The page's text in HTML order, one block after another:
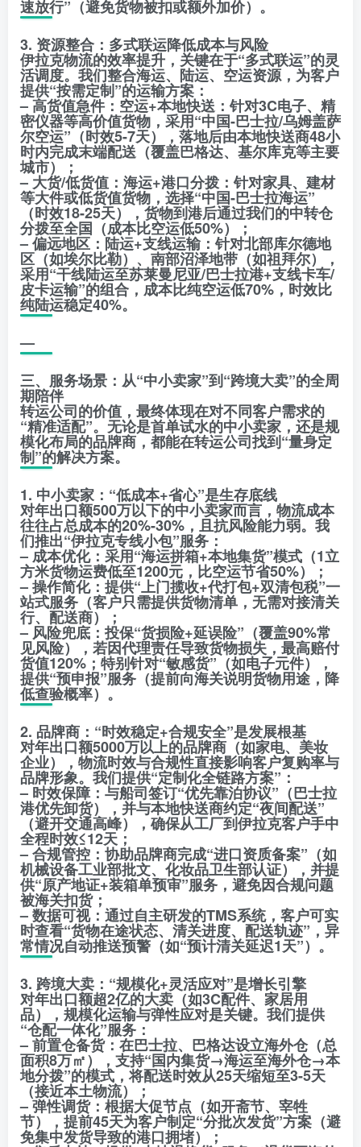
速放行”（避免货物被扣或额外加价）。
3. 资源整合：多式联运降低成本与风险
伊拉克物流的效率提升，关键在于“多式联运”的灵
活调度。我们整合海运、陆运、空运资源，为客户
提供“按需定制”的运输方案：
– 高货值急件：空运+本地快送：针对3C电子、精
密仪器等高价值货物，采用“中国-巴士拉/乌姆盖萨
尔空运”（时效5-7天），落地后由本地快送商48小
时内完成末端配送（覆盖巴格达、基尔库克等主要
城市）；
– 大货/低货值：海运+港口分拨：针对家具、建材
等大件或低货值货物，选择“中国-巴士拉海运”
（时效18-25天），货物到港后通过我们的中转仓
分拨至全国（成本比空运低50%）；
– 偏远地区：陆运+支线运输：针对北部库尔德地
区（如埃尔比勒）、南部沼泽地带（如祖拜尔），
采用“干线陆运至苏莱曼尼亚/巴士拉港+支线卡车/
皮卡运输”的组合，成本比纯空运低70%，时效比
纯陆运稳定40%。
—
三、服务场景：从“中小卖家”到“跨境大卖”的全周
期陪伴
转运公司的价值，最终体现在对不同客户需求的
“精准适配”。无论是首单试水的中小卖家，还是规
模化布局的品牌商，都能在转运公司找到“量身定
制”的解决方案。
1. 中小卖家：“低成本+省心”是生存底线
对年出口额500万以下的中小卖家而言，物流成本
往往占总成本的20%-30%，且抗风险能力弱。我
们推出“伊拉克专线小包”服务：
– 成本优化：采用“海运拼箱+本地集货”模式（1立
方米货物运费低至1200元，比空运节省50%）；
– 操作简化：提供“上门揽收+代打包+双清包税”一
站式服务（客户只需提供货物清单，无需对接清关
行、配送商）；
– 风险兜底：投保“货损险+延误险”（覆盖90%常
见风险），若因代理责任导致货物损失，最高赔付
货值120%；特别针对“敏感货”（如电子元件），
提供“预申报”服务（提前向海关说明货物用途，降
低查验概率）。
2. 品牌商：“时效稳定+合规安全”是发展根基
对年出口额5000万以上的品牌商（如家电、美妆
企业），物流时效与合规性直接影响客户复购率与
品牌形象。我们提供“定制化全链路方案”：
– 时效保障：与船司签订“优先靠泊协议”（巴士拉
港优先卸货），并与本地快送商约定“夜间配送”
（避开交通高峰），确保从工厂到伊拉克客户手中
全程时效≤12天；
– 合规管控：协助品牌商完成“进口资质备案”（如
机械设备工业部批文、化妆品卫生部认证），并提
供“原产地证+装箱单预审”服务，避免因合规问题
被海关扣货；
– 数据可视：通过自主研发的TMS系统，客户可实
时查看“货物在途状态、清关进度、配送轨迹”，异
常情况自动推送预警（如“预计清关延迟1天”）。
3. 跨境大卖：“规模化+灵活应对”是增长引擎
对年出口额超2亿的大卖（如3C配件、家居用
品），规模化运输与弹性应对是关键。我们提供
“仓配一体化”服务：
– 前置仓备货：在巴士拉、巴格达设立海外仓（总
面积8万㎡），支持“国内集货→海运至海外仓→本
地分拨”的模式，将配送时效从25天缩短至3-5天
（接近本土物流）；
– 弹性调货：根据大促节点（如开斋节、宰牲
节），提前45天为客户制定“分批次发货”方案（避
免集中发货导致的港口拥堵）；